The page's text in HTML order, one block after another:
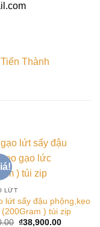
Thành
LỨT
lứt sấy đậu phộng,kẹo
) túi zip
Giá
₫38,900.00Giá